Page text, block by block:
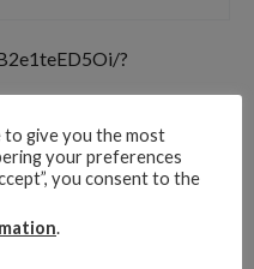
?
to give you the most
your preferences
you consent to the
.